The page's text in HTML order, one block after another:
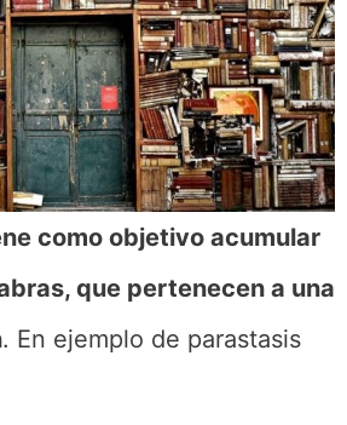
como objetivo acumular
que pertenecen a una
. En ejemplo de parastasis